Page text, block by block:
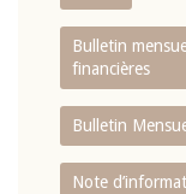
Bulletin
financières
Bulletin
Note